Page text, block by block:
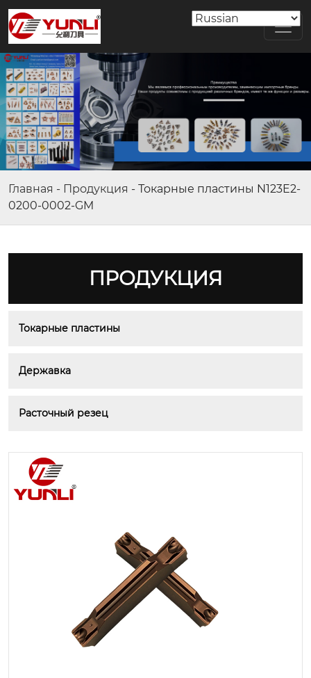
Главная - Продукция - Токарные пластины N123E2-
0200-0002-GM
ПРОДУКЦИЯ
Токарные пластины
Державка
Расточный резец